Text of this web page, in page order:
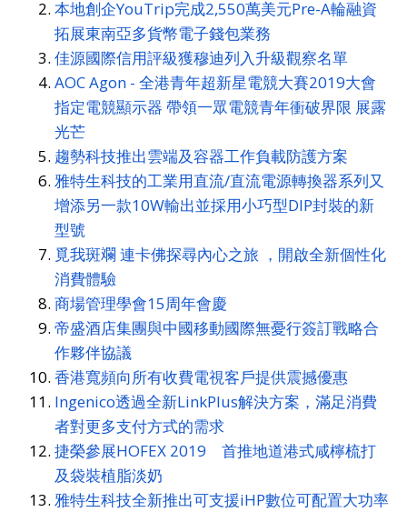
本地創企YouTrip完成2,550萬美元Pre-A輪融資
拓展東南亞多貨幣電子錢包業務
佳源國際信用評級獲穆迪列入升級觀察名單
AOC Agon - 全港青年超新星電競大賽2019大會
指定電競顯示器 帶領一眾電競青年衝破界限 展露
光芒
趨勢科技推出雲端及容器工作負載防護方案
雅特生科技的工業用直流/直流電源轉換器系列又
增添另一款10W輸出並採用小巧型DIP封裝的新
型號
覓我斑斕 連卡佛探尋內心之旅 ，開啟全新個性化
消費體驗
商場管理學會15周年會慶
帝盛酒店集團與中國移動國際無憂行簽訂戰略合
作夥伴協議
香港寬頻向所有收費電視客戶提供震撼優惠
Ingenico透過全新LinkPlus解決方案，滿足消費
者對更多支付方式的需求
捷榮參展HOFEX 2019 首推地道港式咸檸梳打
及袋裝植脂淡奶
雅特生科技全新推出可支援iHP數位可配置大功率